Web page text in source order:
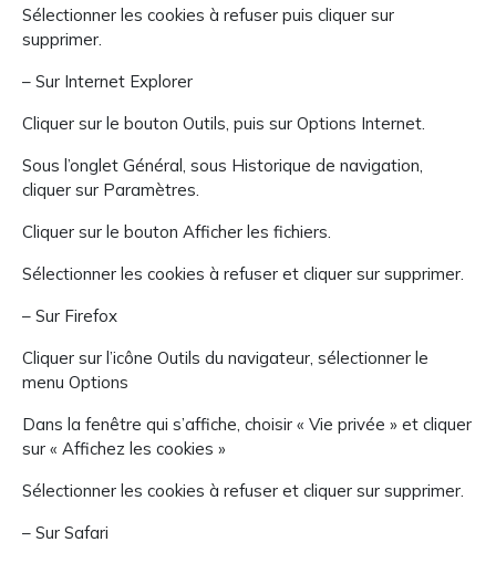
Sélectionner les cookies à refuser puis cliquer sur
supprimer.
– Sur Internet Explorer
Cliquer sur le bouton Outils, puis sur Options Internet.
Sous l’onglet Général, sous Historique de navigation,
cliquer sur Paramètres.
Cliquer sur le bouton Afficher les fichiers.
Sélectionner les cookies à refuser et cliquer sur supprimer.
– Sur Firefox
Cliquer sur l’icône Outils du navigateur, sélectionner le
menu Options
Dans la fenêtre qui s’affiche, choisir « Vie privée » et cliquer
sur « Affichez les cookies »
Sélectionner les cookies à refuser et cliquer sur supprimer.
– Sur Safari